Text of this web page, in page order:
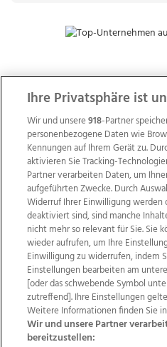
ZUR
Wir über uns
Datenschutz
Impressum
AGB Website
Ihre Privatsphäre ist
Wir und unsere918-Partner
personenbezogene Daten wie
Kennungen auf Ihrem Gerät zu.
aktivieren Sie Tracking-
Partner verarbeiten Daten, um
aufgeführten Zwecke. Durch
Widerruf Ihrer Einwilligung werden
deaktiviert sind, sind manche
nicht mehr so relevant für Sie. Sie
wieder aufrufen, um Ihre
Einwilligung zu widerrufen, indem
Einstellungen bearbeiten am
[oder das schwebende Symbol
zutreffend]. Ihre Einstellungen
Weitere Informationen finden Sie
Wir und unsere Partner
bereitzustellen: